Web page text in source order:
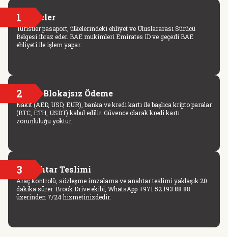
1 Belgeler
Turistler pasaport, ülkelerindeki ehliyet ve Uluslararası Sürücü
Belgesi ibraz eder. BAE mukimleri Emirates ID ve geçerli BAE
ehliyeti ile işlem yapar.
2 Kart Blokajsız Ödeme
Nakit (AED, USD, EUR), banka ve kredi kartı ile başlıca kripto paralar
(BTC, ETH, USDT) kabul edilir. Güvence olarak kredi kartı
zorunluluğu yoktur.
3 Anahtar Teslimi
Araç kontrolü, sözleşme imzalama ve anahtar teslimi yaklaşık 20
dakika sürer. Brook Drive ekibi, WhatsApp +971 52 193 88 88
üzerinden 7/24 hizmetinizdedir.